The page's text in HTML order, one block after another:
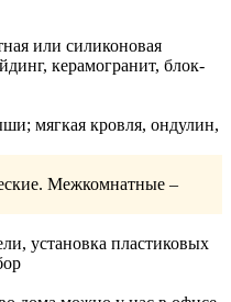
или силиконовая
керамогранит, блок-
мягкая кровля, ондулин,
Межкомнатные –
установка пластиковых